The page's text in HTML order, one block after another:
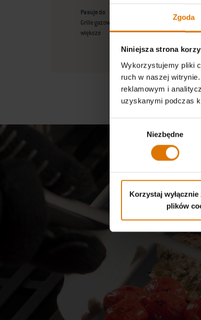
Zgoda
Niniejsza strona
Wykorzystujemy pliki
ruch w naszej
reklamowym i
uzyskanymi podczas
Wybór
Niezbędne
Korzystaj
plików
Pasuje do
Grille gazowe Weber® Q 300/3000 i większe,
większe